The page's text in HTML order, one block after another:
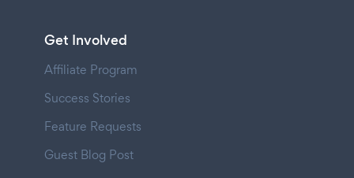
Get Involved
Affiliate Program
Success Stories
Feature Requests
Guest Blog Post